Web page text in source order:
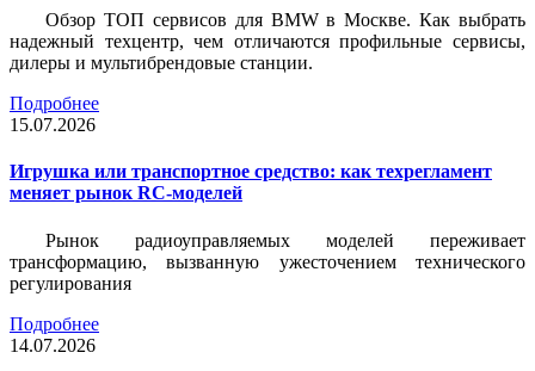
Обзор ТОП сервисов для BMW в Москве. Как выбрать
надежный техцентр, чем отличаются профильные сервисы,
дилеры и мультибрендовые станции.
Подробнее
15.07.2026
Игрушка или транспортное средство: как техрегламент
меняет рынок RC-моделей
Рынок радиоуправляемых моделей переживает
трансформацию, вызванную ужесточением технического
регулирования
Подробнее
14.07.2026